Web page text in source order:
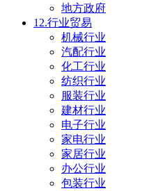
地方政府
12.行业贸易
机械行业
汽配行业
化工行业
纺织行业
服装行业
建材行业
电子行业
家电行业
家居行业
办公行业
包装行业